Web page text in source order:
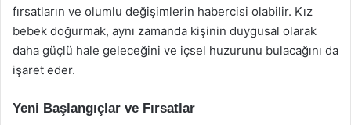
fırsatların ve olumlu değişimlerin habercisi olabilir. Kız
bebek doğurmak, aynı zamanda kişinin duygusal olarak
daha güçlü hale geleceğini ve içsel huzurunu bulacağını da
işaret eder.
Yeni Başlangıçlar ve Fırsatlar